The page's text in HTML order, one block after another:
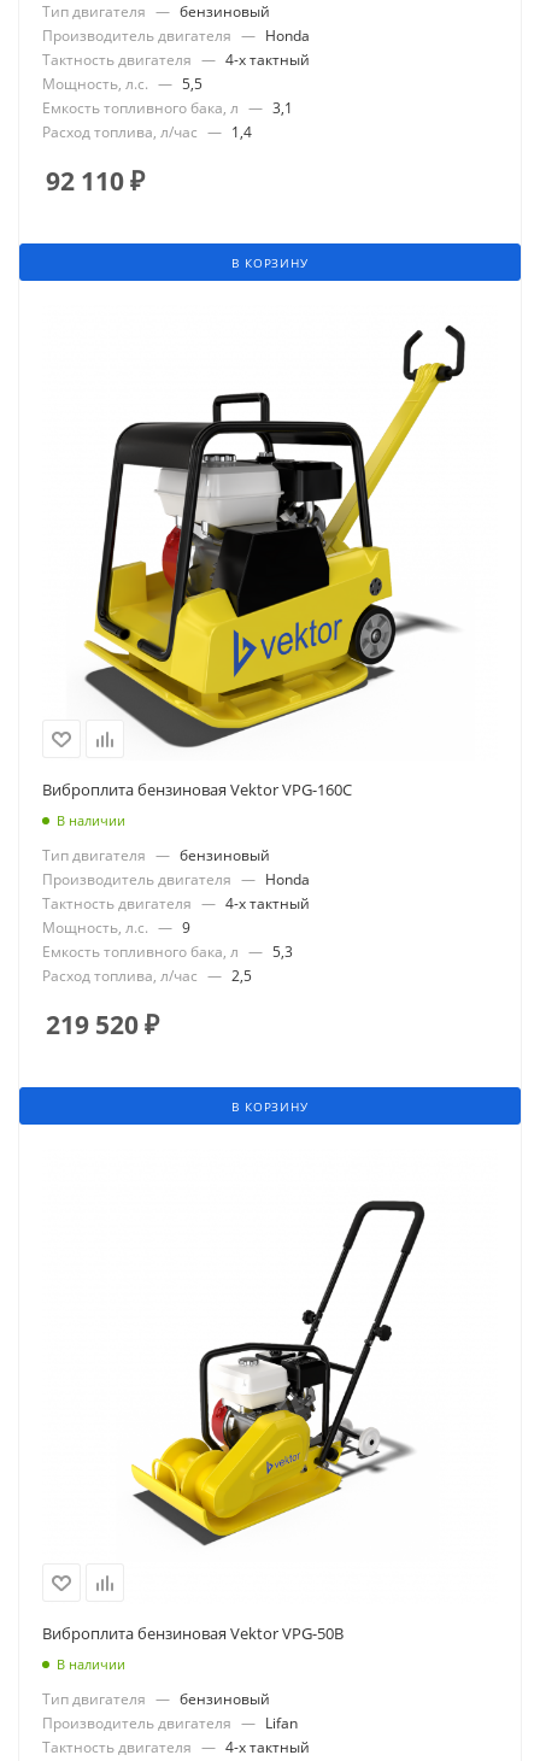
Тип двигателя — бензиновый
Производитель двигателя — Honda
Тактность двигателя — 4-х тактный
Мощность, л.с. — 5,5
Емкость топливного бака, л — 3,1
Расход топлива, л/час — 1,4
92 110₽
В КОРЗИНУ
Виброплита бензиновая Vektor VPG-160С
В наличии
Тип двигателя — бензиновый
Производитель двигателя — Honda
Тактность двигателя — 4-х тактный
Мощность, л.с. — 9
Емкость топливного бака, л — 5,3
Расход топлива, л/час — 2,5
219 520₽
В КОРЗИНУ
Виброплита бензиновая Vektor VPG-50В
В наличии
Тип двигателя — бензиновый
Производитель двигателя — Lifan
Тактность двигателя — 4-х тактный